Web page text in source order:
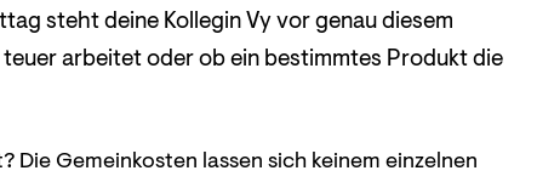
steht deine Kollegin Vy vor genau diesem
arbeitet oder ob ein bestimmtes Produkt die
Gemeinkosten lassen sich keinem einzelnen